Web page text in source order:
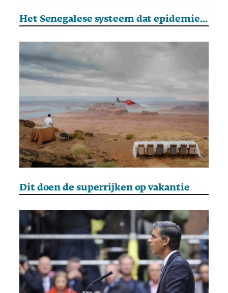
Het Senegalese systeem dat epidemieën in de kiem smoort
Dit doen de superrijken op vakantie